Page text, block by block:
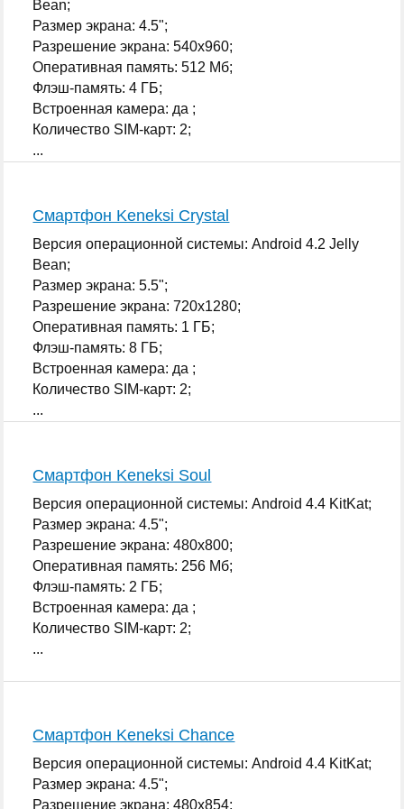
Bean;
Размер экрана: 4.5";
Разрешение экрана: 540x960;
Оперативная память: 512 Мб;
Флэш-память: 4 ГБ;
Встроенная камера: да ;
Количество SIM-карт: 2;
...
Смартфон Keneksi Crystal
Версия операционной системы: Android 4.2 Jelly
Bean;
Размер экрана: 5.5";
Разрешение экрана: 720x1280;
Оперативная память: 1 ГБ;
Флэш-память: 8 ГБ;
Встроенная камера: да ;
Количество SIM-карт: 2;
...
Смартфон Keneksi Soul
Версия операционной системы: Android 4.4 KitKat;
Размер экрана: 4.5";
Разрешение экрана: 480x800;
Оперативная память: 256 Мб;
Флэш-память: 2 ГБ;
Встроенная камера: да ;
Количество SIM-карт: 2;
...
Смартфон Keneksi Chance
Версия операционной системы: Android 4.4 KitKat;
Размер экрана: 4.5";
Разрешение экрана: 480x854;